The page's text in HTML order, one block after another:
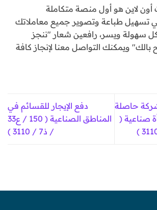
أون لاين هو أول منصة متكاملة
طباعة وتصوير جميع معاملاتك
سهولة ويسر، رافعين شعار "ننجز
بالك" ويمكنك التواصل معنا لإنجاز كافة
حاصلة
صناعية (
دفع الإيجار للقسائم في
المناطق الصناعية ( 150 / ع33
/ ذ7 / 3110 )